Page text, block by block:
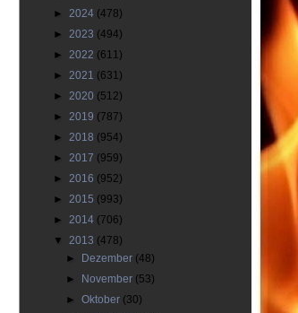
► 2024 (478)
► 2023 (494)
► 2022 (611)
► 2021 (631)
► 2020 (512)
► 2019 (787)
► 2018 (954)
► 2017 (959)
► 2016 (952)
► 2015 (993)
► 2014 (706)
▼ 2013 (478)
►
Dezember (48)
►
November (53)
►Oktober (30)